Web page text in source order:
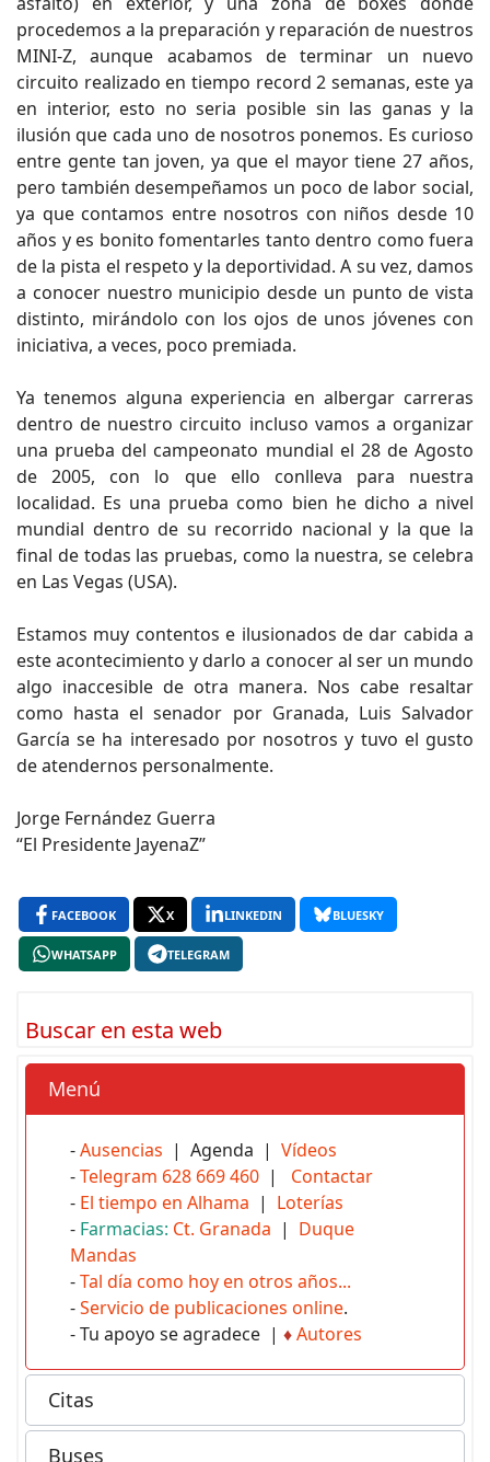
procedemos a la preparación y reparación de nuestros
MINI-Z, aunque acabamos de terminar un nuevo
circuito realizado en tiempo record 2 semanas, este ya
en interior, esto no seria posible sin las ganas y la
ilusión que cada uno de nosotros ponemos. Es curioso
entre gente tan joven, ya que el mayor tiene 27 años,
pero también desempeñamos un poco de labor social,
ya que contamos entre nosotros con niños desde 10
años y es bonito fomentarles tanto dentro como fuera
de la pista el respeto y la deportividad. A su vez, damos
a conocer nuestro municipio desde un punto de vista
distinto, mirándolo con los ojos de unos jóvenes con
iniciativa, a veces, poco premiada.
Ya tenemos alguna experiencia en albergar carreras
dentro de nuestro circuito incluso vamos a organizar
una prueba del campeonato mundial el 28 de Agosto
de 2005, con lo que ello conlleva para nuestra
localidad. Es una prueba como bien he dicho a nivel
mundial dentro de su recorrido nacional y la que la
final de todas las pruebas, como la nuestra, se celebra
en Las Vegas (USA).
Estamos muy contentos e ilusionados de dar cabida a
este acontecimiento y darlo a conocer al ser un mundo
algo inaccesible de otra manera. Nos cabe resaltar
como hasta el senador por Granada, Luis Salvador
García se ha interesado por nosotros y tuvo el gusto
de atendernos personalmente.
Jorge Fernández Guerra
“El Presidente JayenaZ”
FACEBOOK X LINKEDIN BLUESKY
WHATSAPP TELEGRAM
Buscar en esta web
Menú
-Ausencias | Agenda | Vídeos
-Telegram 628 669 460 | Contactar
- El tiempo en Alhama | Loterías
- Farmacias: Ct. Granada | Duque
Mandas
-Tal día como hoy en otros años...
-Servicio de publicaciones online.
- Tu apoyo se agradece | ♦Autores
Citas
Buses